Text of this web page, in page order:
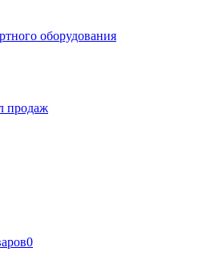
оборудования
продаж
0